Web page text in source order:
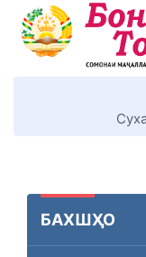
БАХШҲО